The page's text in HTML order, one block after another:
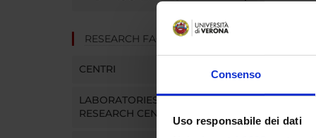
Consenso
Uso responsabile dei dati
RESEARCH FACILITIES
CENTRI
LABORATORIES AND
RESEARCH CENTRES